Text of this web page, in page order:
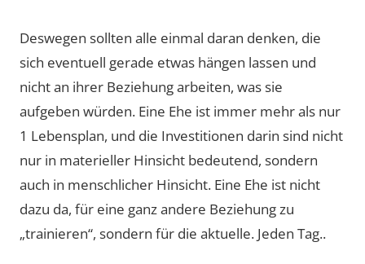
Deswegen sollten alle einmal daran denken, die
sich eventuell gerade etwas hängen lassen und
nicht an ihrer Beziehung arbeiten, was sie
aufgeben würden. Eine Ehe ist immer mehr als nur
1 Lebensplan, und die Investitionen darin sind nicht
nur in materieller Hinsicht bedeutend, sondern
auch in menschlicher Hinsicht. Eine Ehe ist nicht
dazu da, für eine ganz andere Beziehung zu
„trainieren“, sondern für die aktuelle. Jeden Tag..